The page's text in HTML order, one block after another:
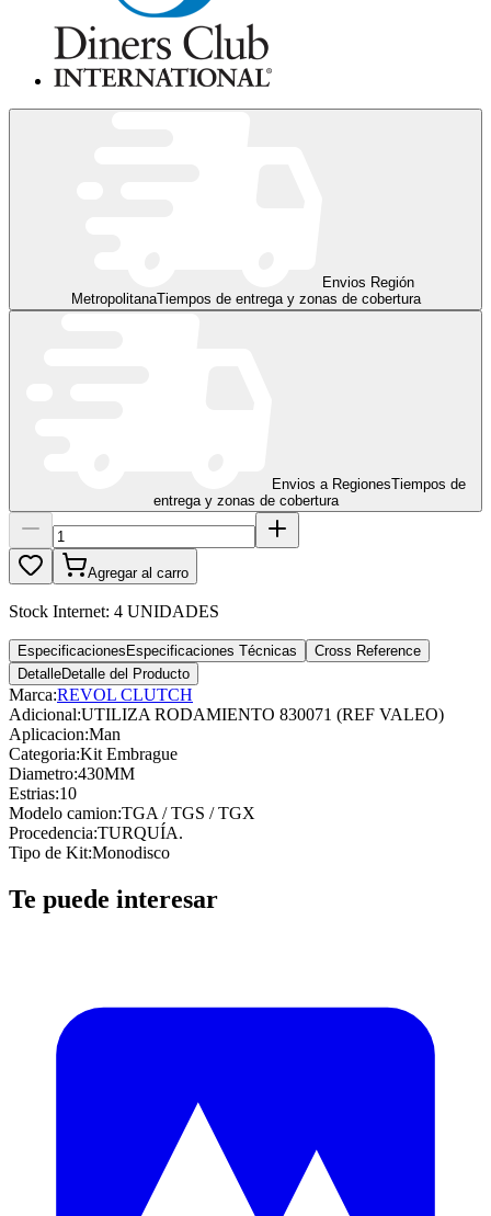
Envios Región
MetropolitanaTiempos de entrega y zonas de cobertura
Envios a RegionesTiempos de
entrega y zonas de cobertura
Agregar al carro
Stock Internet: 4 UNIDADES
Especificaciones Especificaciones Técnicas
Cross Reference
DetalleDetalle del Producto
Marca:REVOL CLUTCH
Adicional:UTILIZA RODAMIENTO 830071 (REF VALEO)
Aplicacion:Man
Categoria:Kit Embrague
Diametro:430MM
Estrias:10
Modelo camion:TGA / TGS / TGX
Procedencia:TURQUÍA.
Tipo de Kit:Monodisco
Te puede interesar